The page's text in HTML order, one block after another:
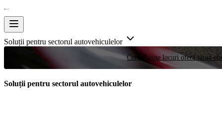
Soluții pentru sectorul autovehiculelor
Curse Puține locuri oferă șansa
Soluții pentru sectorul autovehiculelor